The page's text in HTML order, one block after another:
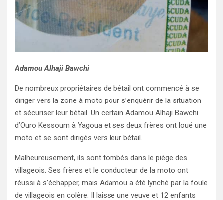
Adamou Alhaji Bawchi
De nombreux propriétaires de bétail ont commencé à se
diriger vers la zone à moto pour s’enquérir de la situation
et sécuriser leur bétail. Un certain Adamou Alhaji Bawchi
d’Ouro Kessoum à Yagoua et ses deux frères ont loué une
moto et se sont dirigés vers leur bétail.
Malheureusement, ils sont tombés dans le piège des
villageois. Ses frères et le conducteur de la moto ont
réussi à s’échapper, mais Adamou a été lynché par la foule
de villageois en colère. Il laisse une veuve et 12 enfants